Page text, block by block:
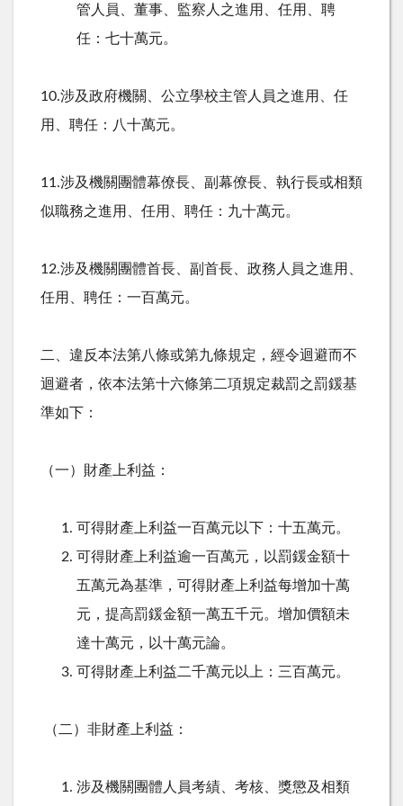
管人員、董事、監察人之進用、任用、聘
任：七十萬元。
10.涉及政府機關、公立學校主管人員之進用、任
用、聘任：八十萬元。
11.涉及機關團體幕僚長、副幕僚長、執行長或相類
似職務之進用、任用、聘任：九十萬元。
12.涉及機關團體首長、副首長、政務人員之進用、
任用、聘任：一百萬元。
二、違反本法第八條或第九條規定，經令迴避而不
迴避者，依本法第十六條第二項規定裁罰之罰鍰基
準如下：
（一）財產上利益：
可得財產上利益一百萬元以下：十五萬元。
可得財產上利益逾一百萬元，以罰鍰金額十
五萬元為基準，可得財產上利益每增加十萬
元，提高罰鍰金額一萬五千元。增加價額未
達十萬元，以十萬元論。
可得財產上利益二千萬元以上：三百萬元。
（二）非財產上利益：
涉及機關團體人員考績、考核、獎懲及相類